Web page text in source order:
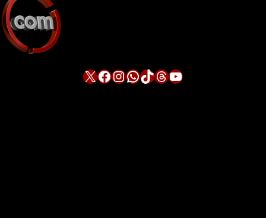
X Facebook InstagramWhatsApp TikTok Threads YouTube